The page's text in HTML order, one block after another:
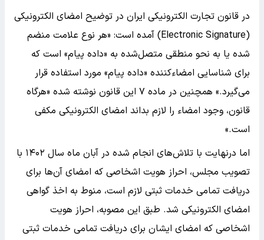
در قانون تجارت الکترونیکی ایران در توضیح امضای الکترونیکی
(Electronic Signature) آمده است: «هر نوع علامت‌ منضم
شده یا به نحو منطقی متصل‌شده به «داده پیام» است که
برای شناسایی امضاء‌کننده «داده پیام» مورد استفاده قرار
می‌گیرد.» همچنین در ماده ۷ این قانون نوشته شده «هرگاه
قانون، وجود امضاء را لازم بداند امضای الکترونیکی مکفی
است.»
اما درنهایت با تلاش‌های انجام شده در آبان ماه سال ۱۴۰۲ با
تصویب مجلس، احراز هویت اشخاصی که امضای آن‌ها برای
دریافت تمامی خدمات ثبتی لازم است، منوط به اخذ گواهی
امضای الکترونیکی شد. طبق این مصوبه، احراز هویت
اشخاصی که امضای ایشان برای دریافت تمامی خدمات ثبتی